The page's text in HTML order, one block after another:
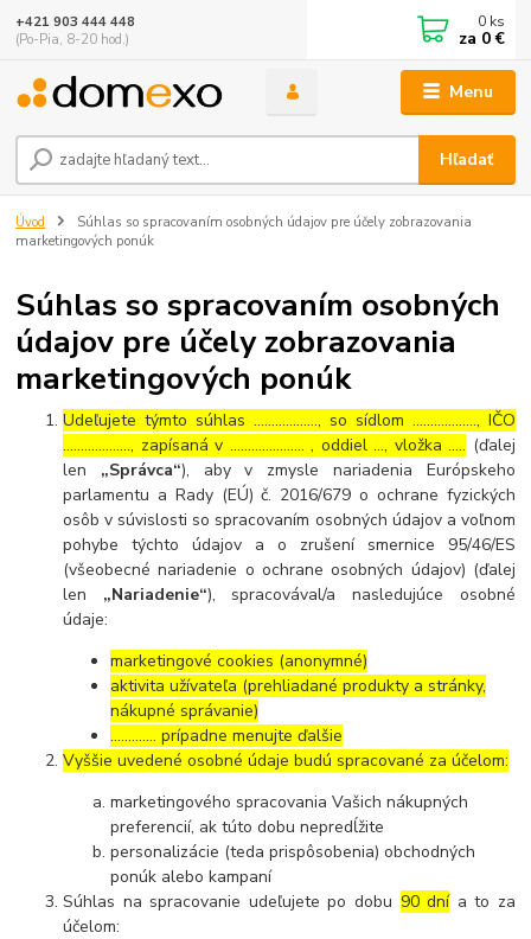
Menu
Hľadať
+421 903 444 448
(Po-Pia, 8-20 hod.)
0 ks
za 0 €
Úvod
Súhlas so spracovaním osobných údajov pre účely zobrazovania
marketingových ponúk
Súhlas so spracovaním osobných
údajov pre účely zobrazovania
marketingových ponúk
Udeľujete týmto súhlas ……………..., so sídlom ………………, IČO
………………., zapísaná v ………………… , oddiel …, vložka ….. (ďalej
len „Správca“), aby v zmysle nariadenia Európskeho
parlamentu a Rady (EÚ) č. 2016/679 o ochrane fyzických
osôb v súvislosti so spracovaním osobných údajov a voľnom
pohybe týchto údajov a o zrušení smernice 95/46/ES
(všeobecné nariadenie o ochrane osobných údajov) (ďalej
len „Nariadenie“), spracovával/a nasledujúce osobné
údaje:
marketingové cookies (anonymné)
aktivita užívateľa (prehliadané produkty a stránky,
nákupné správanie)
…………. prípadne menujte ďalšie
Vyššie uvedené osobné údaje budú spracované za účelom:
marketingového spracovania Vašich nákupných
preferencií, ak túto dobu nepredĺžite
personalizácie (teda prispôsobenia) obchodných
ponúk alebo kampaní
Súhlas na spracovanie udeľujete po dobu 90 dnía to za
účelom: